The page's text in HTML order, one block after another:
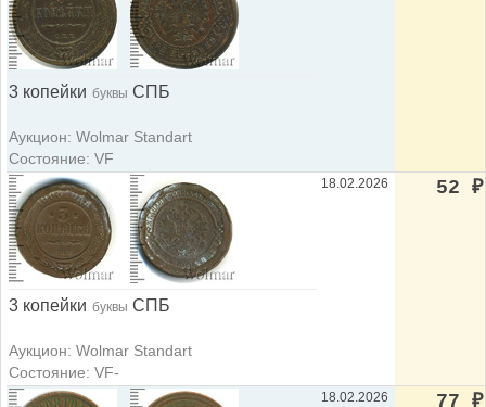
3 копейки буквы СПБ
Аукцион: Wolmar Standart
Состояние: VF
3 копейки буквы СПБ
Аукцион: Wolmar Standart
Состояние: VF-
18.02.2026 52 ₽
18.02.2026 77 ₽